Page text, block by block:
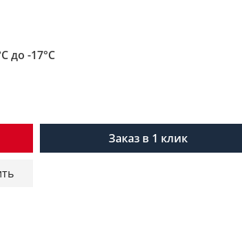
до -17°C
Заказ в 1 клик